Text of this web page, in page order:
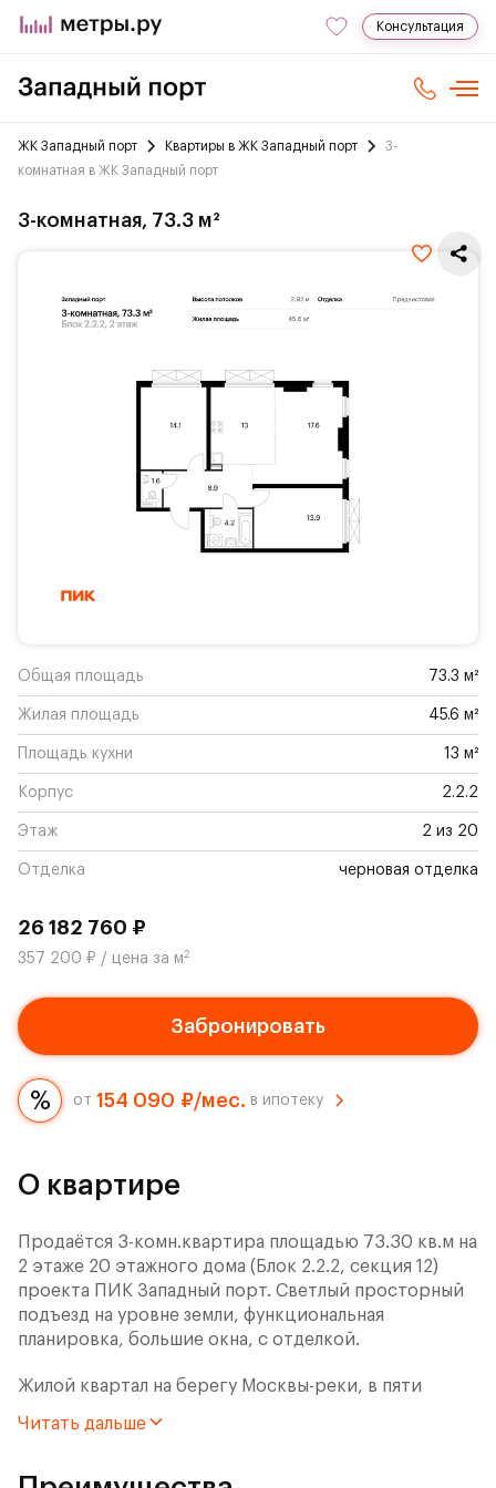
Консультация
ЖК Западный порт Квартиры в ЖК Западный порт
3-
комнатная в ЖК Западный порт
3-комнатная, 73.3 м²
Общая площадь 73.3 м²
Жилая площадь 45.6 м²
Площадь кухни 13 м²
Корпус 2.2.2
Этаж 2 из 20
Отделка черновая отделка
26 182 760 ₽
357 200 ₽ / цена за м2
Забронировать
от 154 090 ₽/мес. в ипотеку
О квартире
Продаётся 3-комн.квартира площадью 73.30 кв.м на
2 этаже 20 этажного дома (Блок 2.2.2, секция 12)
проекта ПИК Западный порт. Светлый просторный
подъезд на уровне земли, функциональная
планировка, большие окна, с отделкой.
Жилой квартал на берегу Москвы-реки, в пяти
четырёх минутах на автомобиле от Третьего
машине занимает 15 минут.
Читать дальше